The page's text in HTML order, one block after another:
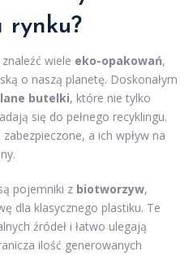
rynku?
wiele eko-opakowań,
o naszą planetę. Doskonałym
butelki, które nie tylko
się do pełnego recyklingu.
a ich wpływ na
pojemniki z biotworzyw,
dla klasycznego plastiku. Te
źródeł i łatwo ulegają
ilość generowanych